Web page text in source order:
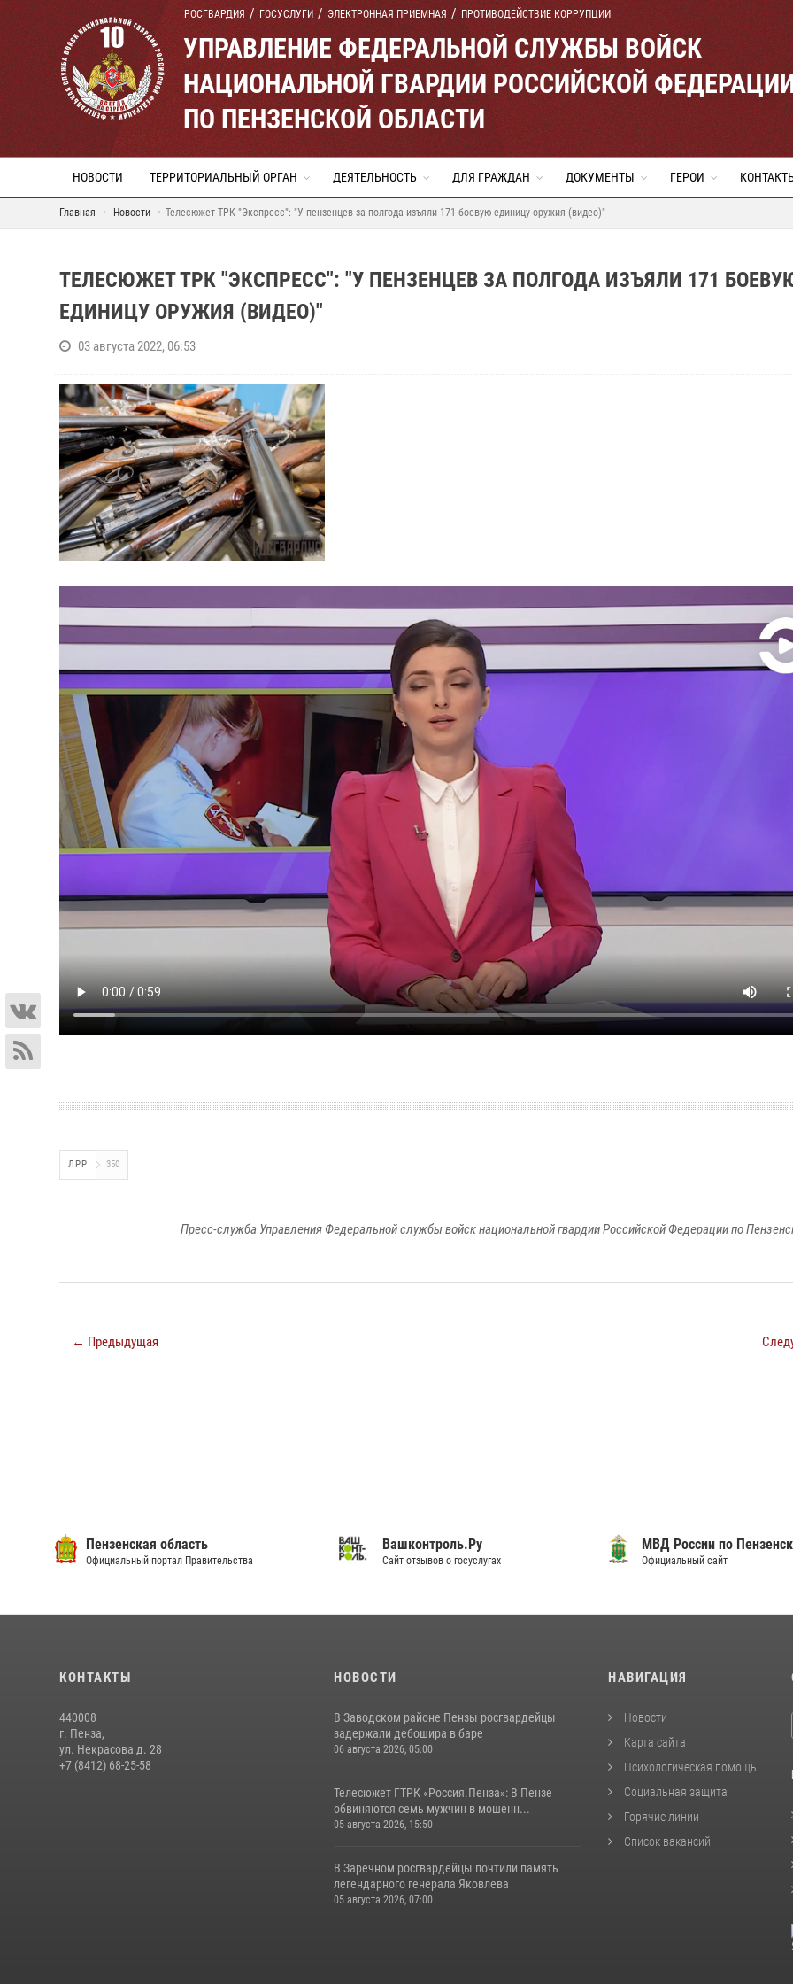
РОСГВАРДИЯ ГОСУСЛУГИ ЭЛЕКТРОННАЯ ПРИЕМНАЯ ПРОТИВОДЕЙСТВИЕ КОРРУПЦИИ
УПРАВЛЕНИЕ ФЕДЕРАЛЬНОЙ СЛУЖБЫ ВОЙСК
НАЦИОНАЛЬНОЙ ГВАРДИИ РОССИЙСКОЙ
ПО ПЕНЗЕНСКОЙ ОБЛАСТИ
НОВОСТИ ТЕРРИТОРИАЛЬНЫЙ ОРГАН ДЕЯТЕЛЬНОСТЬ ДЛЯ ГРАЖДАН ДОКУМЕНТЫ ГЕРОИ
Главная Новости Телесюжет ТРК "Экспресс": "У пензенцев за полгода изъяли 171 боевую единицу оружия (видео)"
ТЕЛЕСЮЖЕТ ТРК "ЭКСПРЕСС": "У ПЕНЗЕНЦЕВ ЗА ПОЛГОДА ИЗЪЯЛИ 171
ЕДИНИЦУ ОРУЖИЯ (ВИДЕО)"
03 августа 2022, 06:53
ЛРР 350
Пресс-служба Управления Федеральной службы войск национальной гвардии Российской Федерации по
← Предыдущая
Пензенская область
Официальный портал Правительства
Вашконтроль.Ру
Сайт отзывов о госуслугах
МВД России по
Официальный сайт
КОНТАКТЫ
440008
г. Пенза,
ул. Некрасова д. 28
+7 (8412) 68-25-58
НОВОСТИ
В Заводском районе Пензы росгвардейцы
задержали дебошира в баре
06 августа 2026, 05:00
Телесюжет ГТРК «Россия.Пенза»: В Пензе
обвиняются семь мужчин в мошенн...
05 августа 2026, 15:50
В Заречном росгвардейцы почтили память
легендарного генерала Яковлева
05 августа 2026, 07:00
НАВИГАЦИЯ
Новости
Карта сайта
Психологическая помощь
Социальная защита
Горячие линии
Список вакансий